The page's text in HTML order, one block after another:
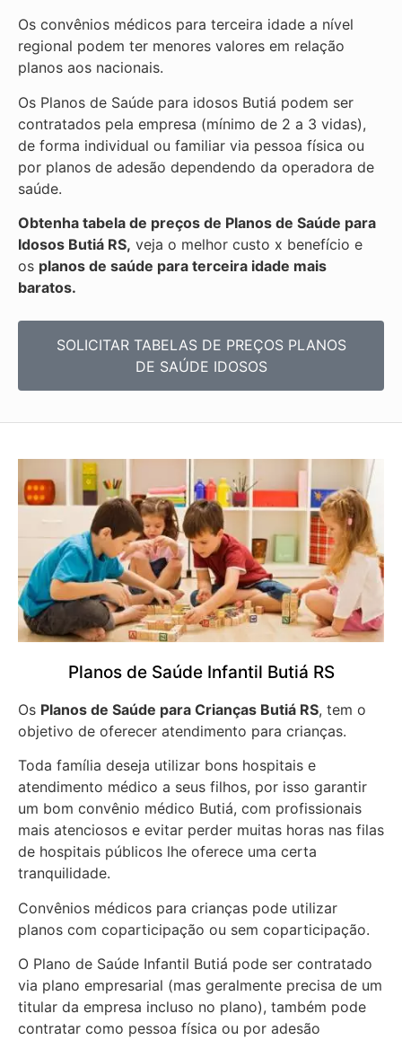
Os convênios médicos para terceira idade a nível
regional podem ter menores valores em relação
planos aos nacionais.
Os Planos de Saúde para idosos Butiá podem ser
contratados pela empresa (mínimo de 2 a 3 vidas),
de forma individual ou familiar via pessoa física ou
por planos de adesão dependendo da operadora de
saúde.
Obtenha tabela de preços de Planos de Saúde para
Idosos Butiá RS, veja o melhor custo x benefício e
os planos de saúde para terceira idade mais
baratos.
SOLICITAR TABELAS DE PREÇOS PLANOS
DE SAÚDE IDOSOS
Planos de Saúde Infantil Butiá RS
Os Planos de Saúde para Crianças Butiá RS, tem o
objetivo de oferecer atendimento para crianças.
Toda família deseja utilizar bons hospitais e
atendimento médico a seus filhos, por isso garantir
um bom convênio médico Butiá, com profissionais
mais atenciosos e evitar perder muitas horas nas filas
de hospitais públicos lhe oferece uma certa
tranquilidade.
Convênios médicos para crianças pode utilizar
planos com coparticipação ou sem coparticipação.
O Plano de Saúde Infantil Butiá pode ser contratado
via plano empresarial (mas geralmente precisa de um
titular da empresa incluso no plano), também pode
contratar como pessoa física ou por adesão